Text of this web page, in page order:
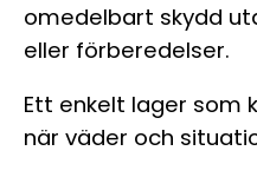
omedelbart skydd
eller förberedelser.
Ett enkelt lager som
när väder och